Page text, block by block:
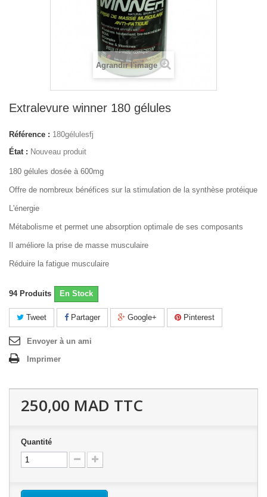
Agrandir l'image
Extralevure winner 180 gélules
Référence : 180gélulesfj
État : Nouveau produit
180 gélules dosée à 600mg
Offre de nombreux bénéfices sur la stimulation de la synthèse protéique
L'énergie
Métabolisme et permet une absorption optimale de ses composants
Il améliore la prise de masse musculaire
Réduire la fatigue musculaire
94 Produits En Stock
Tweet Partager Google+ Pinterest
Envoyer à un ami
Imprimer
250,00 MAD TTC
Quantité